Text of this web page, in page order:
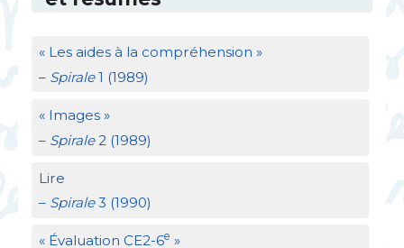
« Les aides à la compréhension »
– Spirale1 (1989)
« Images »
– Spirale2 (1989)
Lire
– Spirale3 (1990)
« Évaluation CE2-6e »